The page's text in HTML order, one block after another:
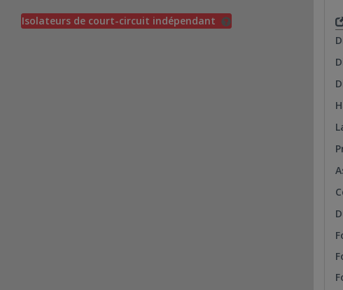
Isolateurs de court-circuit indépendant